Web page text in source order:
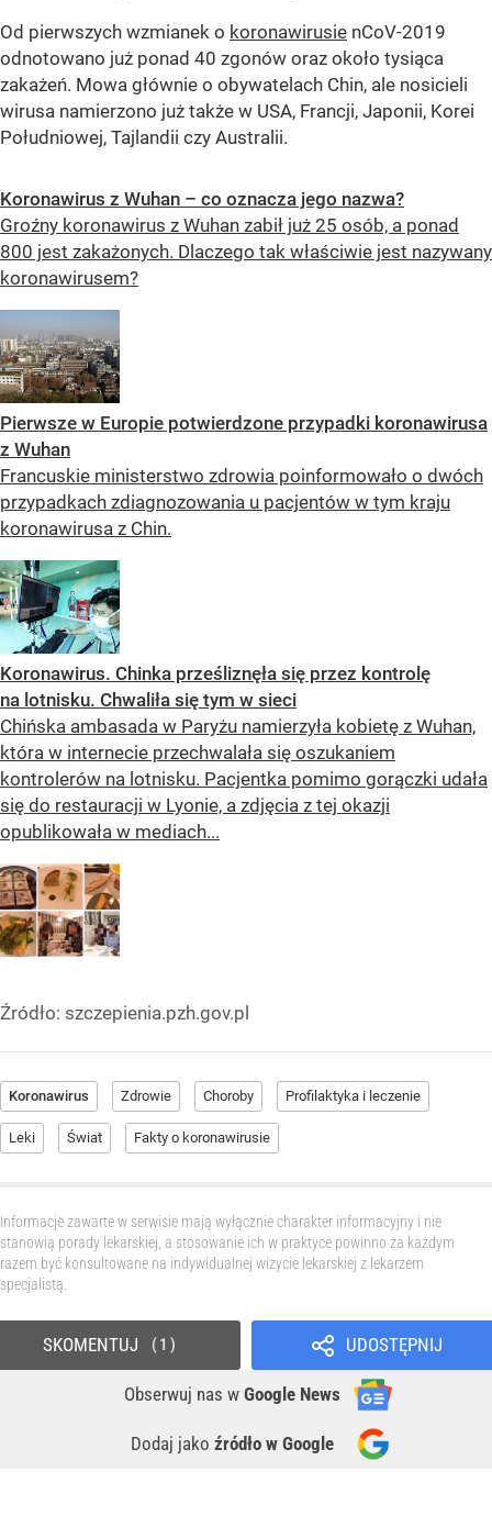
Od pierwszych wzmianek o koronawirusie nCoV-2019
odnotowano już ponad 40 zgonów oraz około tysiąca
zakażeń. Mowa głównie o obywatelach Chin, ale nosicieli
wirusa namierzono już także w USA, Francji, Japonii, Korei
Południowej, Tajlandii czy Australii.
Koronawirus z Wuhan – co oznacza jego nazwa?
Groźny koronawirus z Wuhan zabił już 25 osób, a ponad
800 jest zakażonych. Dlaczego tak właściwie jest nazywany
koronawirusem?
Pierwsze w Europie potwierdzone przypadki koronawirusa
z Wuhan
Francuskie ministerstwo zdrowia poinformowało o dwóch
przypadkach zdiagnozowania u pacjentów w tym kraju
koronawirusa z Chin.
Koronawirus. Chinka prześliznęła się przez kontrolę
na lotnisku. Chwaliła się tym w sieci
Chińska ambasada w Paryżu namierzyła kobietę z Wuhan,
która w internecie przechwalała się oszukaniem
kontrolerów na lotnisku. Pacjentka pomimo gorączki udała
się do restauracji w Lyonie, a zdjęcia z tej okazji
opublikowała w mediach...
Źródło: szczepienia.pzh.gov.pl
Koronawirus Zdrowie Choroby Profilaktyka i leczenie
Leki Świat Fakty o koronawirusie
Informacje zawarte w serwisie mają wyłącznie charakter informacyjny i nie
stanowią porady lekarskiej, a stosowanie ich w praktyce powinno za każdym
razem być konsultowane na indywidualnej wizycie lekarskiej z lekarzem
specjalistą.
UDOSTĘPNIJ
Obserwuj nas w Google News
Dodaj jako źródło w Google
SKOMENTUJ 1